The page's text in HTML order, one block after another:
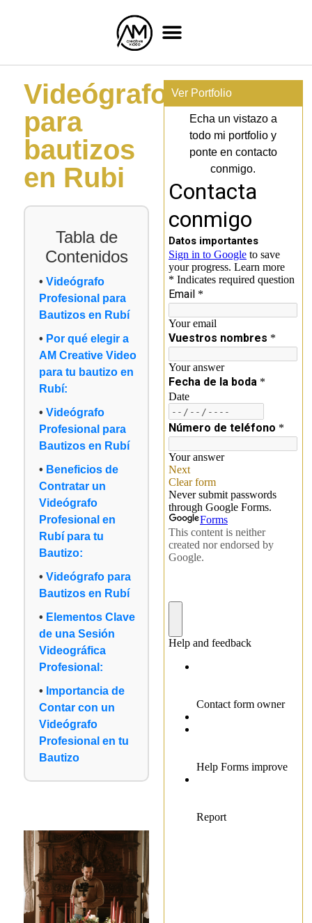
Videógrafo
para
bautizos
en Rubi
Tabla de
Contenidos
Videógrafo
Profesional para
Bautizos en Rubí
Por qué elegir a
AM Creative Video
para tu bautizo en
Rubí:
Videógrafo
Profesional para
Bautizos en Rubí
Beneficios de
Contratar un
Videógrafo
Profesional en
Rubí para tu
Bautizo:
Videógrafo para
Bautizos en Rubí
Elementos Clave
de una Sesión
Videográfica
Profesional:
Importancia de
Contar con un
Videógrafo
Profesional en tu
Bautizo
Ver Portfolio
Echa un vistazo a
todo mi portfolio y
ponte en contacto
conmigo.